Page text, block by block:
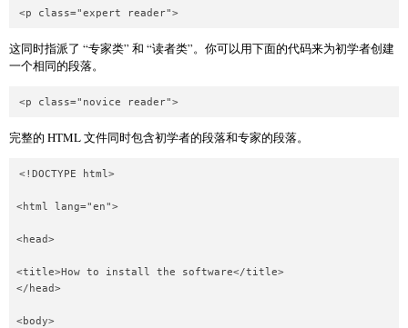
这同时指派了 “专家类” 和 “读者类”。你可以用下面的代码来为初学者创建
一个相同的段落。
完整的 HTML 文件同时包含初学者的段落和专家的段落。
<!DOCTYPE html>
<html lang="en">
<head>
<title>How to install the software</title>
</head>
<body>